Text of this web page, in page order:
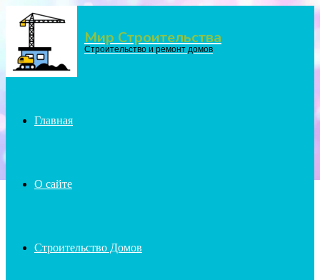
Menu Мир Строительства
Строительство и ремонт домов
Главная
О сайте
Строительство Домов